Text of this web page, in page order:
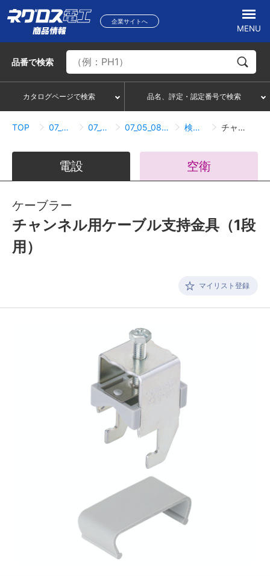
企業サイトへ
MENU
品番で検索
カタログページで検索 品名、評定・認定番号で検索
TOP 07_ハンガー・サポートシステム 07_05_ダクター配管配線部材 07_05_08_ケーブル支持（チャンネル用ケーブル支持金具） 検索結果一覧 チャンネル用ケーブル支持金具（1段用）
電設 空衛
ケーブラー
チャンネル用ケーブル支持金具（1段
用）
マイリスト登録